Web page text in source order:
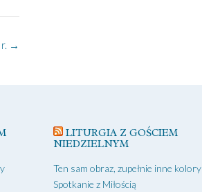
→
LITURGIA Z GOŚCIEM
NIEDZIELNYM
Ten sam obraz, zupełnie inne kolory
Spotkanie z Miłością